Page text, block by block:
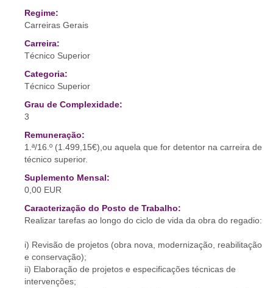
Regime:
Carreiras Gerais
Carreira:
Técnico Superior
Categoria:
Técnico Superior
Grau de Complexidade:
3
Remuneração:
1.ª/16.º (1.499,15€),ou aquela que for detentor na carreira de
técnico superior.
Suplemento Mensal:
0,00 EUR
Caracterização do Posto de Trabalho:
Realizar tarefas ao longo do ciclo de vida da obra do regadio:
i) Revisão de projetos (obra nova, modernização, reabilitação
e conservação);
ii) Elaboração de projetos e especificações técnicas de
intervenções;